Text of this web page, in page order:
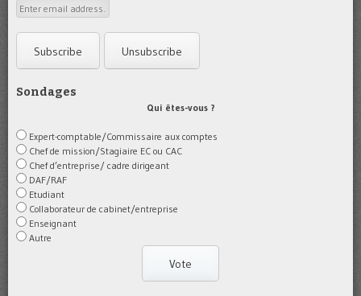
Sondages
Qui êtes-vous ?
Expert-comptable/Commissaire aux comptes
Chef de mission/Stagiaire EC ou CAC
Chef d’entreprise/ cadre dirigeant
DAF/RAF
Etudiant
Collaborateur de cabinet/entreprise
Enseignant
Autre